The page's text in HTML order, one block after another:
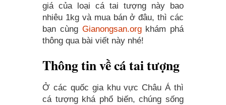
giá của loại cá tai tượng này bao
nhiêu 1kg và mua bán ở đâu, thì các
bạn cùng Gianongsan.orgkhám phá
thông qua bài viết này nhé!
Thông tin về cá tai tượng
Ở các quốc gia khu vực Châu Á thì
cá tượng khá phổ biến, chúng sống